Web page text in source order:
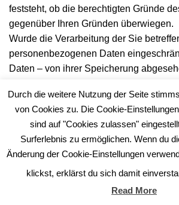
feststeht, ob die berechtigten Gründe
gegenüber Ihren Gründen überwiegen.
Wurde die Verarbeitung der Sie
personenbezogenen Daten
Daten – von ihrer Speicherung
Verteidigung von Rechtsansprüchen
Rechte einer anderen natürlichen oder
oder aus Gründen eines wichtigen
der Union oder eines Mitgliedstaats
Wurde die Einschränkung der
Voraussetzungen eingeschränkt,
Verantwortlichen unterrichtet bevor die
Durch die weitere Nutzung der Seite
von Cookies zu. Die Cookie-
sind auf "Cookies zulassen"
Surferlebnis zu ermöglichen. Wenn du
Änderung der Cookie-Einstellungen
klickst, erklärst du sich damit
Read More